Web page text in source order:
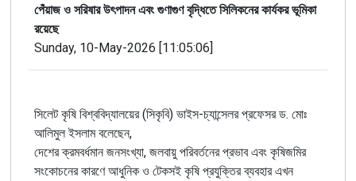
পেঁয়াজ ও সরিষার উৎপাদন এবং গুণাগুণ বৃদ্ধিতে সিলিকনের কার্যকর ভূমিকা
রয়েছে
Sunday, 10-May-2026 [11:05:06]
সিলেট কৃষি বিশ্ববিদ্যালয়ের(সিকৃবি) ভাইস-চ্যান্সেলর প্রফেসর ড. মোঃ
আলিমুল ইসলাম বলেছেন,
দেশের ক্রমবর্ধমান জনসংখ্যা, জলবায়ু পরিবর্তনের প্রভাব এবং কৃষিজমির
সংকোচনের কারণে আধুনিক ও টেকসই কৃষি প্রযুক্তির ব্যবহার এখন